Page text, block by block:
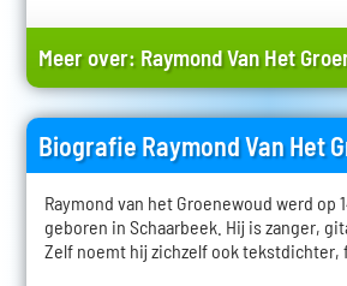
Meer over: Raymond Van Het
Biografie Raymond Van Het
Raymond van het Groenewoud werd op
geboren in Schaarbeek. Hij is zanger,
Zelf noemt hij zichzelf ook tekstdichter,